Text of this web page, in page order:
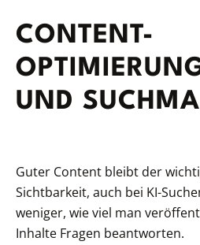
CONTENT-
UND
Guter Content bleibt der
Sichtbarkeit, auch bei KI-
weniger, wie viel man
Inhalte Fragen beantworten.